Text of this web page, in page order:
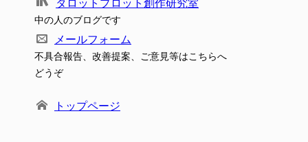
タロットプロット創作研究室
中の人のブログです
メールフォーム
不具合報告、改善提案、ご意見等はこちらへ
どうぞ
トップページ